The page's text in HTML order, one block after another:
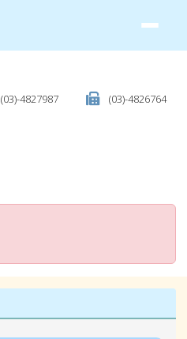
(03)-4827987 (03)-4826764